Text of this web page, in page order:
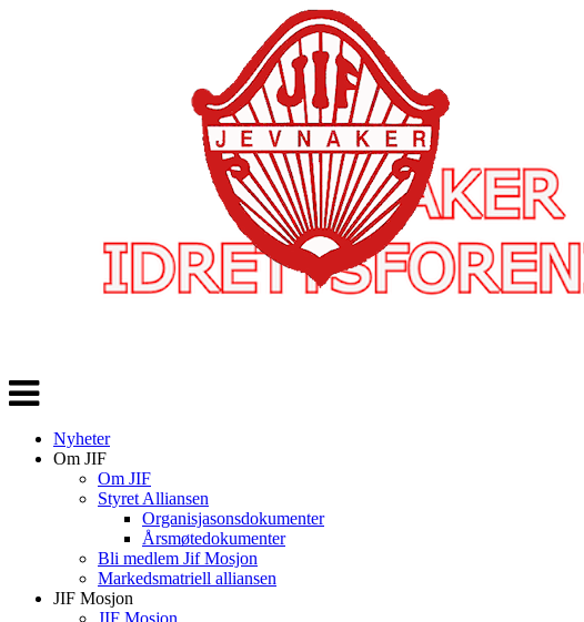
Veksle
navigasjon
Nyheter
Om JIF
Om JIF
Styret Alliansen
Organisjasonsdokumenter
Årsmøtedokumenter
Bli medlem Jif Mosjon
Markedsmatriell alliansen
JIF Mosjon
JIF Mosjon